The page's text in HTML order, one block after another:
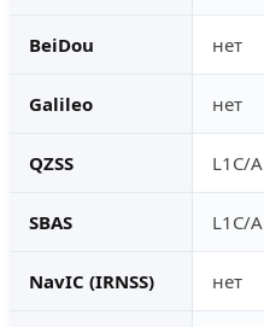
BeiDou нет
Galileo нет
QZSS L1C/A
SBAS L1C/A
NavIC (IRNSS) нет